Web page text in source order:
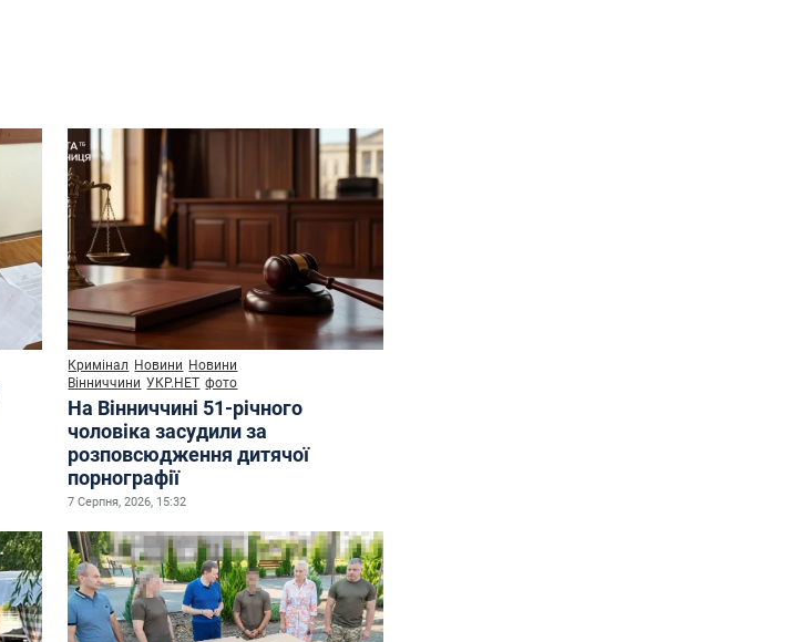
Кримінал Новини Новини
Вінниччини УКР.НЕТ фото
На Вінниччині 51-річного
чоловіка засудили за
розповсюдження дитячої
порнографії
7 Серпня, 2026, 15:32